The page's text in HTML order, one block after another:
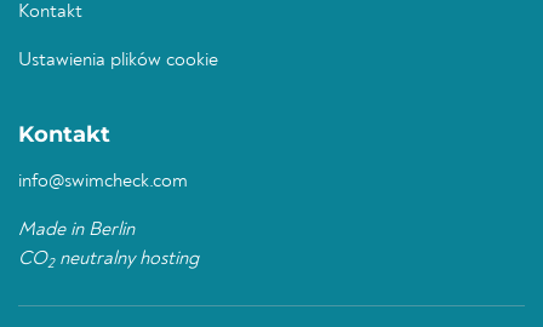
Kontakt
Ustawienia plików cookie
Kontakt
info@swimcheck.com
Made in Berlin
CO2neutralny hosting